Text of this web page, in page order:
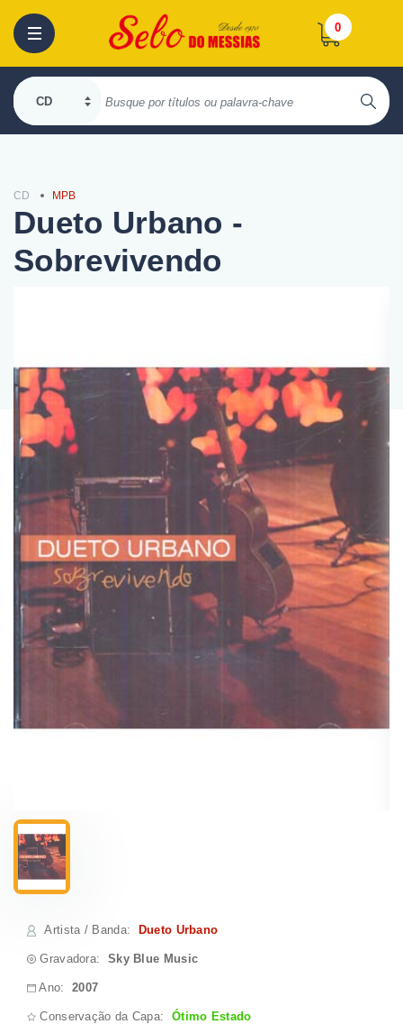
0
CD MPB
Dueto Urbano -
Sobrevivendo
Artista / Banda: Dueto Urbano
Gravadora: Sky Blue Music
Ano:2007
Conservação da Capa: Ótimo Estado